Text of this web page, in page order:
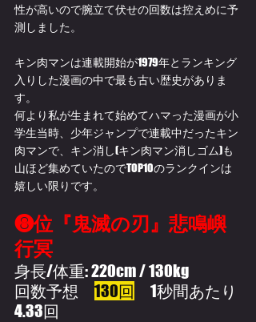
性が高いので腕立て伏せの回数は控えめに予
測しました。
キン肉マンは連載開始が1979年とランキング
入りした漫画の中で最も古い歴史がありま
す。
何より私が生まれて始めてハマった漫画が小
学生当時、少年ジャンプで連載中だったキン
肉マンで、キン消し(キン肉マン消しゴム)も
山ほど集めていたのでTOP10のランクインは
嬉しい限りです。
❽位『鬼滅の刃』悲鳴嶼
行冥
身長/体重: 220cm / 130kg
回数予想 130回 1秒間あたり
4.33回